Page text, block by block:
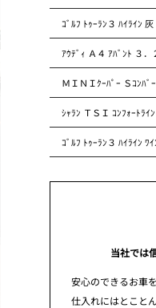
ｺﾞﾙﾌ ﾄｩｰﾗﾝ３ ﾊｲﾗｲﾝ 灰
ｱｳﾃﾞｨ Ａ４ ｱﾊﾞﾝﾄ ３．
ＭＩＮＩｸｰﾊﾟｰ Ｓｺﾝﾊﾞ
ｼｬﾗﾝ ＴＳＩ ｺﾝﾌｫｰﾄﾗｲ
ｺﾞﾙﾌ ﾄｩｰﾗﾝ３ ﾊｲﾗｲﾝ ﾜｲ
当社では
安心のできるお車
仕入れにはとこと